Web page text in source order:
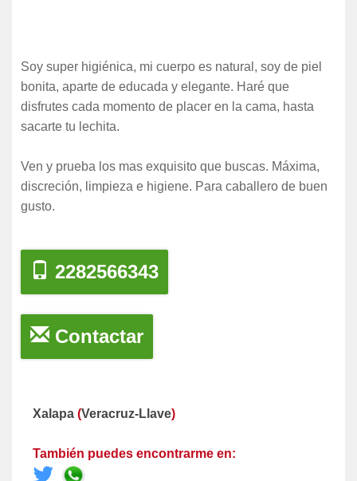
Soy super higiénica, mi cuerpo es natural, soy de piel
bonita, aparte de educada y elegante. Haré que
disfrutes cada momento de placer en la cama, hasta
sacarte tu lechita.
Ven y prueba los mas exquisito que buscas. Máxima,
discreción, limpieza e higiene. Para caballero de buen
gusto.
2282566343
Contactar
Xalapa (Veracruz-Llave)
También puedes encontrarme en: